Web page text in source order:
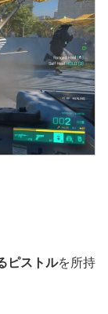
ピストルを所持